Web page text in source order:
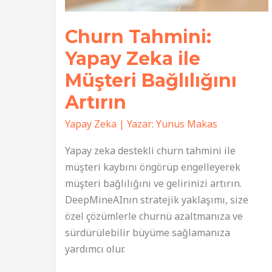
Churn Tahmini:
Yapay Zeka ile
Müşteri Bağlılığını
Artırın
Yapay Zeka | Yazar: Yunus Makas
Yapay zeka destekli churn tahmini ile
müşteri kaybını öngörüp engelleyerek
müşteri bağlılığını ve gelirinizi artırın.
DeepMineAInın stratejik yaklaşımı, size
özel çözümlerle churnü azaltmanıza ve
sürdürülebilir büyüme sağlamanıza
yardımcı olur.